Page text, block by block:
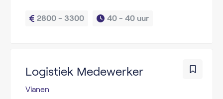
2800 - 3300 40 - 40 uur
Logistiek Medewerker
Vianen